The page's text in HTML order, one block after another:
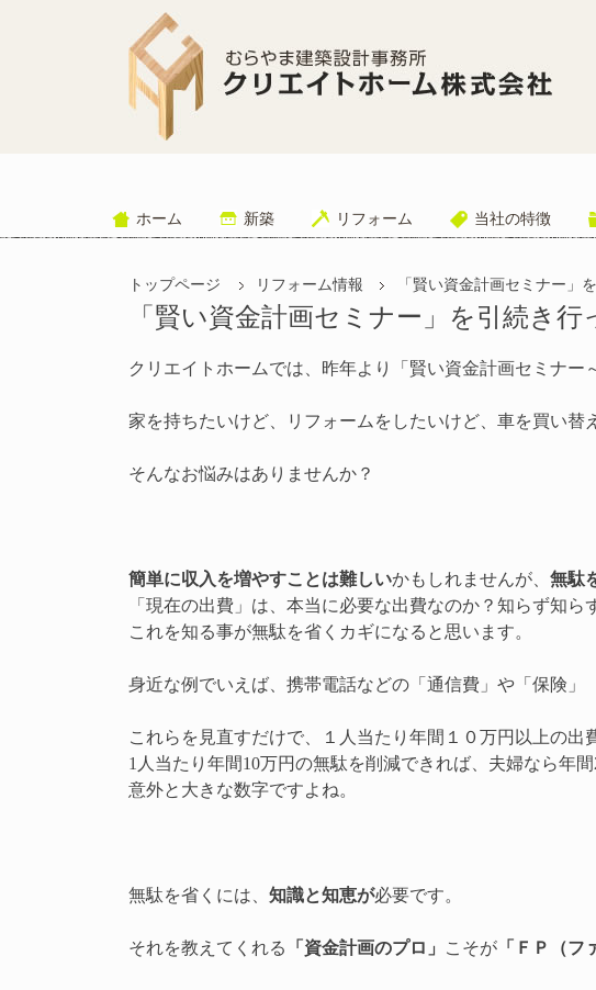
ホーム 新築 リフォーム 当社の特徴
トップページ リフォーム情報 「賢い資金計画セミナー」
「賢い資金計画セミナー」を引続き
クリエイトホームでは、昨年より「賢い資金計画セミナー
家を持ちたいけど、リフォームをしたいけど、車を買い替
そんなお悩みはありませんか？
簡単に収入を増やすことは難しいかもしれませんが、 無駄
「現在の出費」は、本当に必要な出費なのか？知らず知ら
これを知る事が無駄を省くカギになると思います。
身近な例でいえば、携帯電話などの「通信費」や「保険」
これらを見直すだけで、１人当たり年間１０万円以上の出
1人当たり年間10万円の無駄を削減できれば、夫婦なら年
意外と大きな数字ですよね。
無駄を省くには、 知識と知恵が必要です。
それを教えてくれる 「資金計画のプロ」 こそが 「ＦＰ（フ